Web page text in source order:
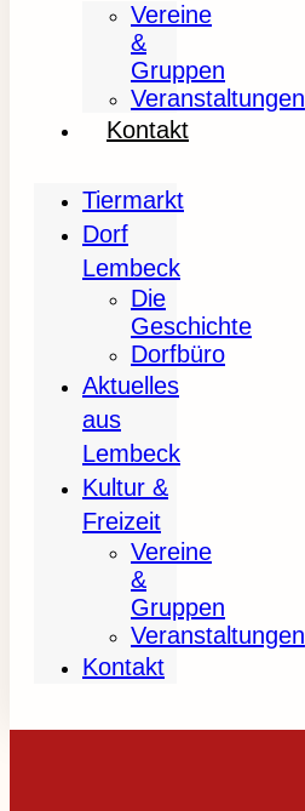
Vereine
&
Gruppen
Veranstaltungen
Kontakt
Tiermarkt
Dorf
Lembeck
Die
Geschichte
Dorfbüro
Aktuelles
aus
Lembeck
Kultur &
Freizeit
Vereine
&
Gruppen
Veranstaltungen
Kontakt